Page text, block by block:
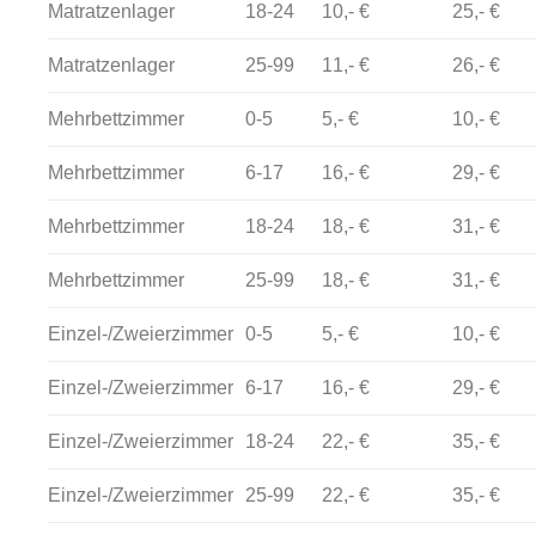
Matratzenlager 18-24 10,- € 25,- €
Matratzenlager 25-99 11,- € 26,- €
Mehrbettzimmer 0-5 5,- € 10,- €
Mehrbettzimmer 6-17 16,- € 29,- €
Mehrbettzimmer 18-24 18,- € 31,- €
Mehrbettzimmer 25-99 18,- € 31,- €
Einzel-/Zweierzimmer 0-5 5,- € 10,- €
Einzel-/Zweierzimmer 6-17 16,- € 29,- €
Einzel-/Zweierzimmer 18-24 22,- € 35,- €
Einzel-/Zweierzimmer 25-99 22,- € 35,- €